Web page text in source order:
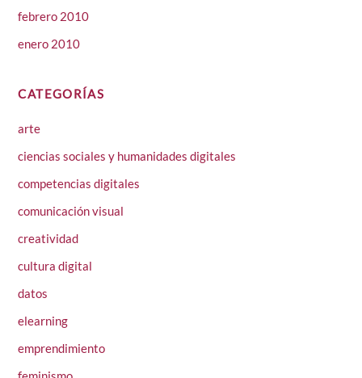
febrero 2010
enero 2010
CATEGORÍAS
arte
ciencias sociales y humanidades digitales
competencias digitales
comunicación visual
creatividad
cultura digital
datos
elearning
emprendimiento